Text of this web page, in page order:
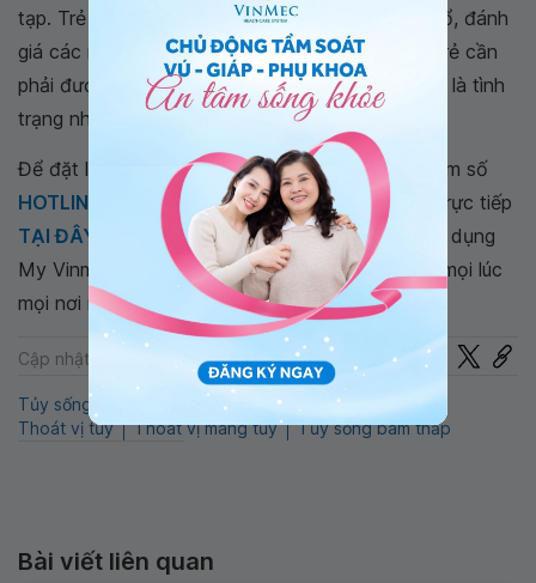
tạp. Trẻ bệnh cần được chuẩn bị rất kỹ trước mổ, đánh
giá các mức độ tổn thương thần kinh. Sau mổ, trẻ cần
phải được theo dõi sát các biến chứng, đặc biệt là tình
trạng nhiễm trùng.
Để đặt lịch khám tại viện, Quý khách vui lòng bấm số
HOTLINE
, đặt mua GÓI DỊCH VỤhoặc đặt lịch trực tiếp
TẠI ĐÂY
. Tải và đặt lịch khám tự động trên ứng dụng
My Vinmec để quản lý, theo dõi lịch và đặt hẹn mọi lúc
mọi nơi ngay trên ứng dụng.
Cập nhật: 22-07-2024 Chia sẻ
Tủy sống Thoát vị màng não tủy
Thần kinh
Thoát vị tủy
Thoát vị màng tủy Tủy sống bám thấp
Bài viết liên quan